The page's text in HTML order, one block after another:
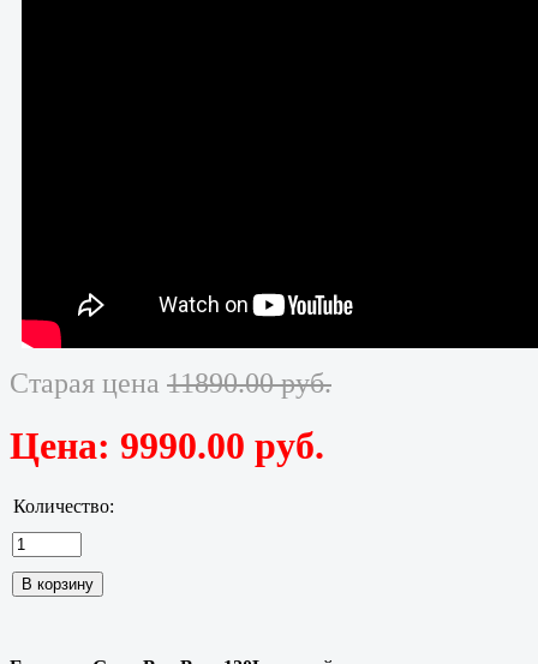
Старая цена 11890.00 руб.
Цена: 9990.00 руб.
Количество: